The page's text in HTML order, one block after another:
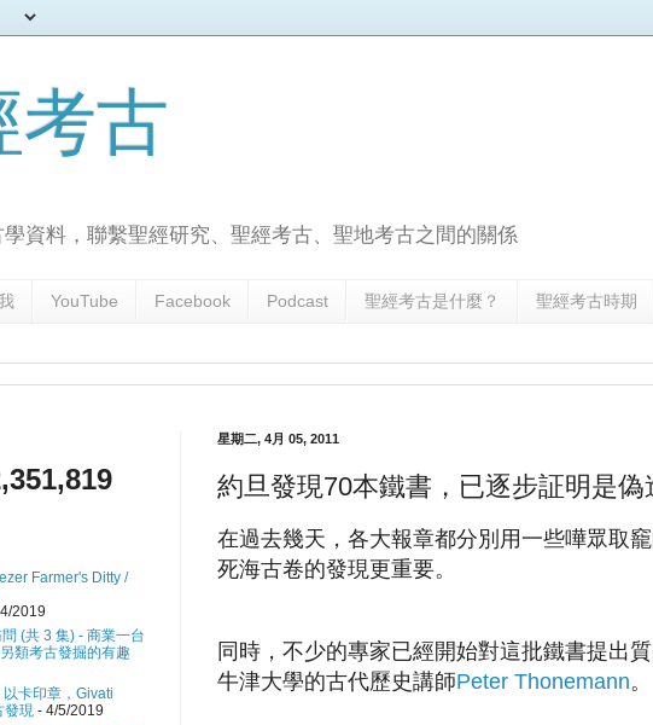
考古
資料，聯繫聖經研究、聖經考古、聖地考古之間的關係
YouTube Facebook Podcast 聖經考古是什麼？ 聖經考古時期
星期二, 4月 05, 2011
約旦發現70本鐵書，已逐步証明是偽
在過去幾天，各大報章都分別用一些嘩眾取
死海古卷的發現更重要。
同時，不少的專家已經開始對這批鐵書提出
牛津大學的古代歷史講師Peter Thonemann。
Farmer's Ditty /
2019
(共 3 集) - 商業一台
類考古發掘的有趣
卡印章，Givati
發現 - 4/5/2019